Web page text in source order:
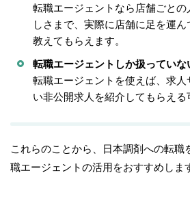
転職エージェントなら店舗ごと
しさまで、実際に店舗に足を運
教えてもらえます。
転職エージェントしか扱ってい
転職エージェントを使えば、求
い非公開求人を紹介してもらえる
これらのことから、日本調剤への転職
職エージェントの活用をおすすめしま